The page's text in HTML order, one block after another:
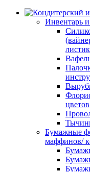
Инвентарь
цветов
Бумажные
маффинов/